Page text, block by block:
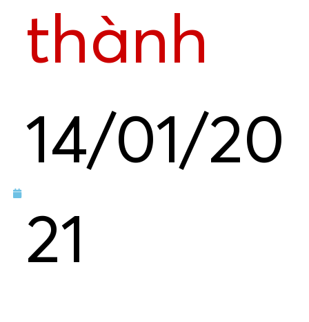
thành
14/01/20
21